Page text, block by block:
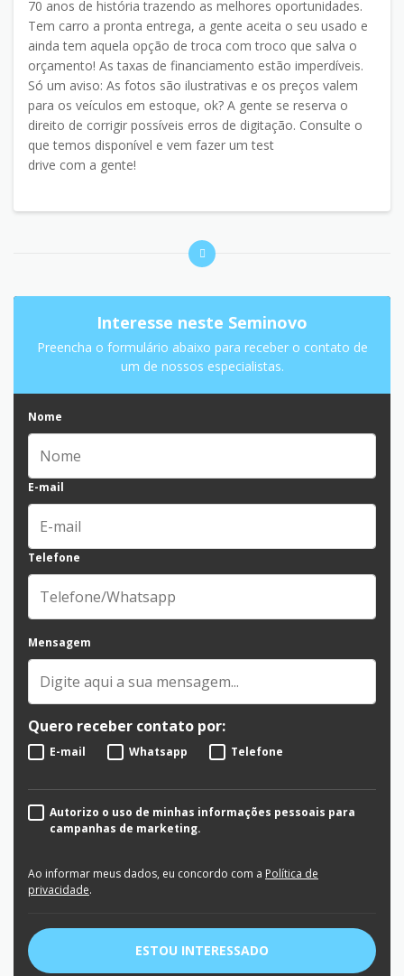
70 anos de história trazendo as melhores oportunidades.
Tem carro a pronta entrega, a gente aceita o seu usado e
ainda tem aquela opção de troca com troco que salva o
orçamento! As taxas de financiamento estão imperdíveis.
Só um aviso: As fotos são ilustrativas e os preços valem
para os veículos em estoque, ok? A gente se reserva o
direito de corrigir possíveis erros de digitação. Consulte o
que temos disponível e vem fazer um test
drive com a gente!
Interesse neste Seminovo
Preencha o formulário abaixo para receber o contato de
um de nossos especialistas.
Nome
E-mail
Telefone
Mensagem
Quero receber contato por:
E-mail Whatsapp Telefone
Autorizo o uso de minhas informações pessoais para
campanhas de marketing.
Ao informar meus dados, eu concordo com a Política de
privacidade.
ESTOU INTERESSADO